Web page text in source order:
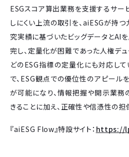
ESGスコア算出業務を支援するサー
しにくい上流の取引を、aiESGが持
究実績に基づいたビッグデータとAI
完し、定量化が困難であった人権デ
どのESG指標の定量化にも対応して
で、ESG観点での優位性のアピール
が可能になり、情報把握や開示業
きることに加え、正確性や信憑性の担
『aiESG Flow』特設サイト： https://